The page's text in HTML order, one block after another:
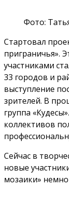
Фото:
Стартовал
приграничья».
участниками
33 городов и
выступление
зрителей. В
группа
коллективов
Сейчас в
новые
мозаики»